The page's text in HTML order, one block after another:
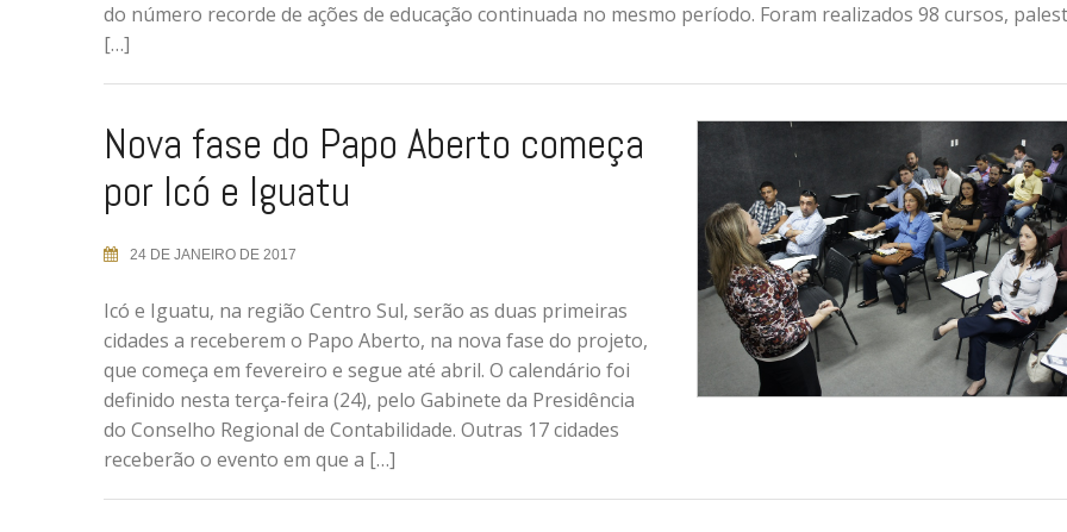
do número recorde de ações de educação continuada no mesmo período. Foram realizados 98 cursos,
[…]
Nova fase do Papo Aberto começa
por Icó e Iguatu
24 DE JANEIRO DE 2017
Icó e Iguatu, na região Centro Sul, serão as duas primeiras
cidades a receberem o Papo Aberto, na nova fase do projeto,
que começa em fevereiro e segue até abril. O calendário foi
definido nesta terça-feira (24), pelo Gabinete da Presidência
do Conselho Regional de Contabilidade. Outras 17 cidades
receberão o evento em que a […]